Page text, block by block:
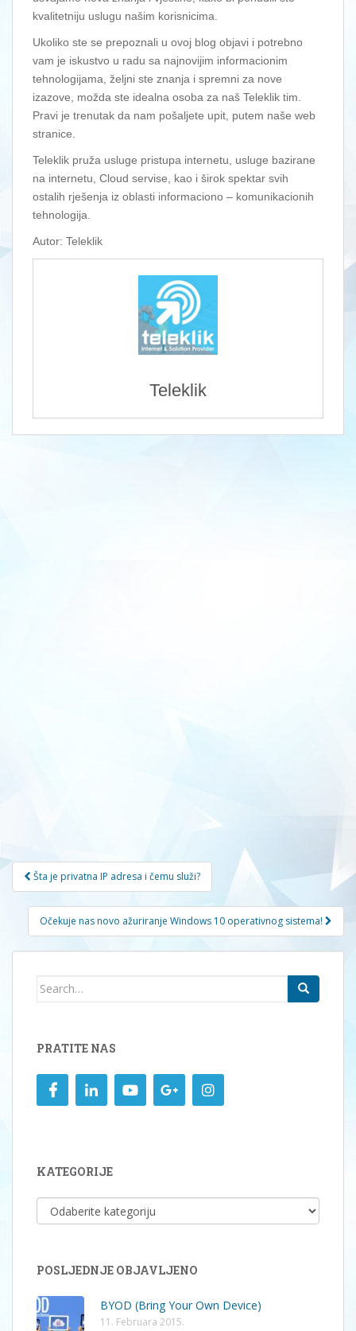
kvalitetniju uslugu našim korisnicima.
Ukoliko ste se prepoznali u ovoj blog objavi i potrebno
vam je iskustvo u radu sa najnovijim informacionim
tehnologijama, željni ste znanja i spremni za nove
izazove, možda ste idealna osoba za naš Teleklik tim.
Pravi je trenutak da nam pošaljete upit, putem naše web
stranice.
Teleklik pruža usluge pristupa internetu, usluge bazirane
na internetu, Cloud servise, kao i širok spektar svih
ostalih rješenja iz oblasti informaciono – komunikacionih
tehnologija.
Autor: Teleklik
Teleklik
Navigacija
članaka
Šta je privatna IP adresa i čemu služi?
Očekuje nas novo ažuriranje Windows 10 operativnog sistema!
Search
PRATITE NAS
KATEGORIJE
KATEGORIJE
POSLJEDNJE OBJAVLJENO
BYOD (Bring Your Own Device)
11. Februara 2015.